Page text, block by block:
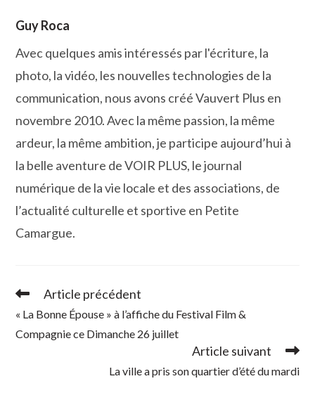
Guy Roca
Avec quelques amis intéressés par l'écriture, la
photo, la vidéo, les nouvelles technologies de la
communication, nous avons créé Vauvert Plus en
novembre 2010. Avec la même passion, la même
ardeur, la même ambition, je participe aujourd’hui à
la belle aventure de VOIR PLUS, le journal
numérique de la vie locale et des associations, de
l’actualité culturelle et sportive en Petite
Camargue.
Read
articles
Article précédent
« La Bonne Épouse » à l’affiche du Festival Film &
Compagnie ce Dimanche 26 juillet
Article suivant
La ville a pris son quartier d’été du mardi